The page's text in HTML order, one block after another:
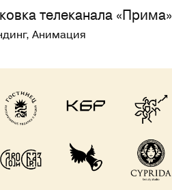
телеканала «Прима»
, Анимация